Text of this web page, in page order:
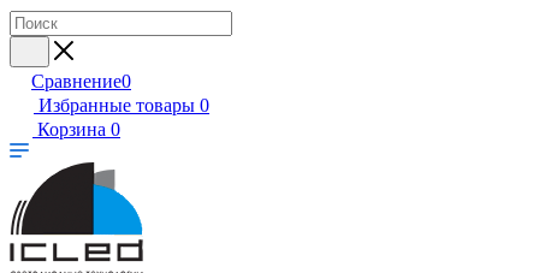
Сравнение0
Избранные товары 0
Корзина 0